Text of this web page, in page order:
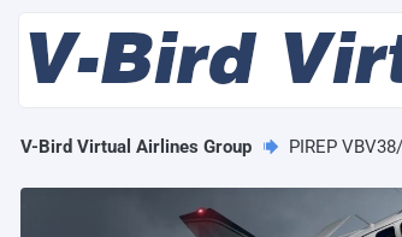
V-Bird Virtual Airlines Group PIREP